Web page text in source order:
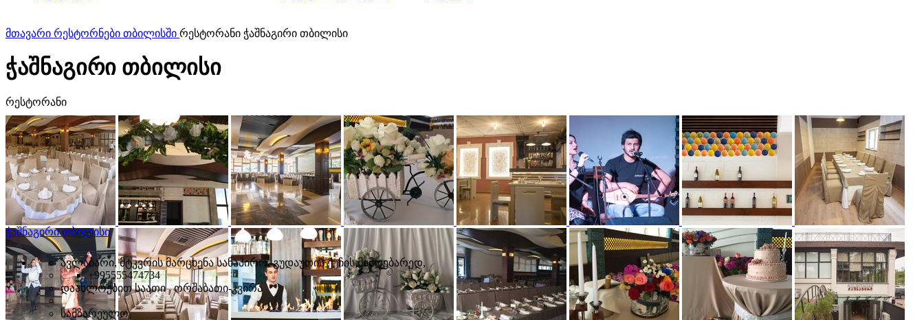
მთავარი რესტორნები თბილისში რესტორანი ჭაშნაგირი თბილისი
ჭაშნაგირი თბილისი
რესტორანი
ჭაშნაგირი თბილისი
ავლაბარი, მტკვრის მარცხენა სანაპირო, გუდაუთის ქუჩის მიმდებარედ,
+995555474734
დაახლოებით საათი ორშაბათი-კვირა
სამზარეულო